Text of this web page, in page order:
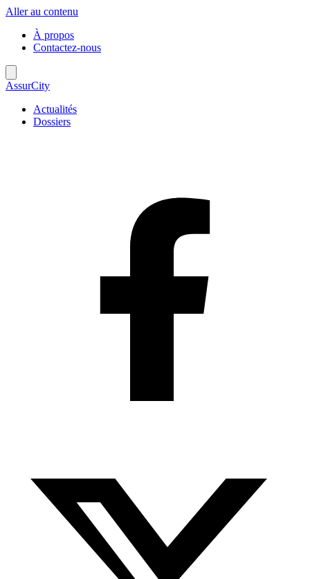
Aller au contenu
À propos
Contactez-nous
AssurCity
Actualités
Dossiers